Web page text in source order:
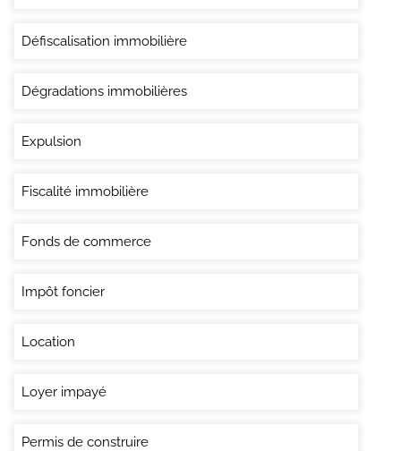
Défiscalisation immobilière
Dégradations immobilières
Expulsion
Fiscalité immobilière
Fonds de commerce
Impôt foncier
Location
Loyer impayé
Permis de construire